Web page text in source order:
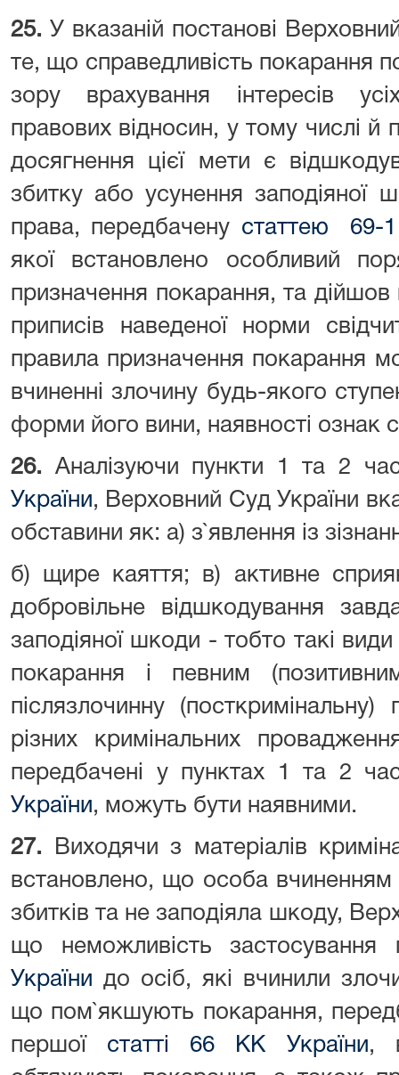
25. У вказаній постанові
те, що справедливість покарання
зору врахування інтересів
правових відносин, у тому числі й
досягнення цієї мети є
збитку або усунення заподіяної
права, передбачену статтею 69-
якої встановлено особливий
призначення покарання, та
приписів наведеної норми
правила призначення покарання
вчиненні злочину будь-якого
форми його вини, наявності ознак
26. Аналізуючи пункти 1 та 2
України, Верховний Суд України
обставини як: а) з`явлення із
б) щире каяття; в) активне
добровільне відшкодування
заподіяної шкоди - тобто такі
покарання і певним
післязлочинну
різних кримінальних
передбачені у пунктах 1 та 2
України, можуть бути наявними.
27.
Виходячи з матеріалів
встановлено, що особа вчиненням
збитків та не заподіяла шкоду,
що неможливість
України до осіб, які вчинили
що пом`якшують покарання,
першої статті 66 КК України,